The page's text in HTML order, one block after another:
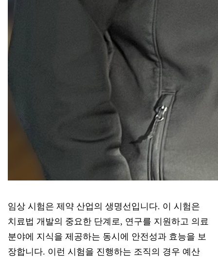
임상 시험은 제약 산업의 생명선입니다. 이 시험은
치료법 개발의 중요한 단계로, 연구를 지원하고 의료
분야에 지식을 제공하는 동시에 안전성과 효능을 보
장합니다. 이런 시험을 진행하는 조직의 경우 예산